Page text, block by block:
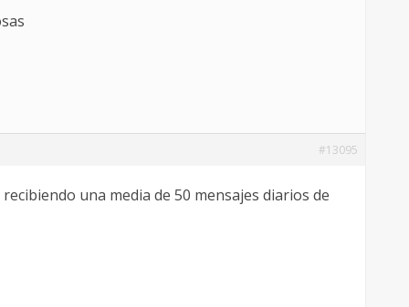
#13095
una media de 50 mensajes diarios de